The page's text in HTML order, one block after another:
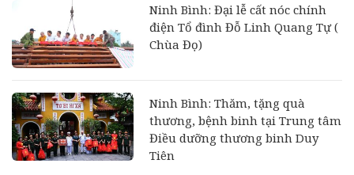
Ninh Bình: Đại lễ cất nóc chính
điện Tổ đình Đỗ Linh Quang Tự (
Chùa Đọ)
Ninh Bình: Thăm, tặng quà
thương, bệnh binh tại Trung tâm
Điều dưỡng thương binh Duy
Tiên